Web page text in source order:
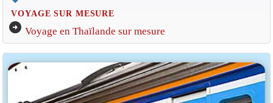
VOYAGE SUR MESURE
arrow_circle_right Voyage en Thaïlande sur mesure